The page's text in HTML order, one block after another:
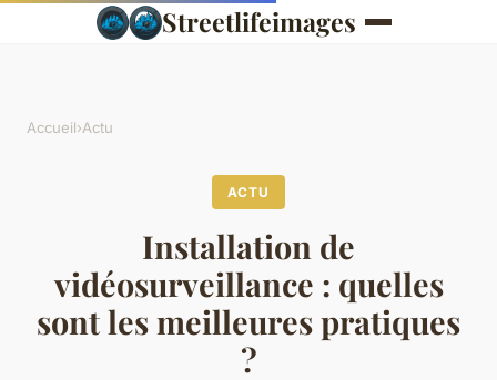
Streetlifeimages
Accueil›Actu
ACTU
Installation de
vidéosurveillance : quelles
sont les meilleures pratiques
?